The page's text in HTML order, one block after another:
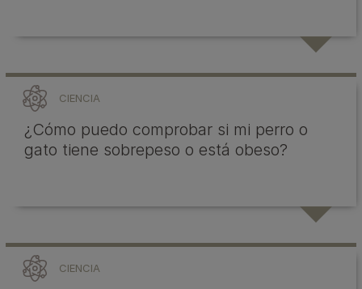
CIENCIA
¿Cómo puedo comprobar si mi perro o
gato tiene sobrepeso o está obeso?
CIENCIA